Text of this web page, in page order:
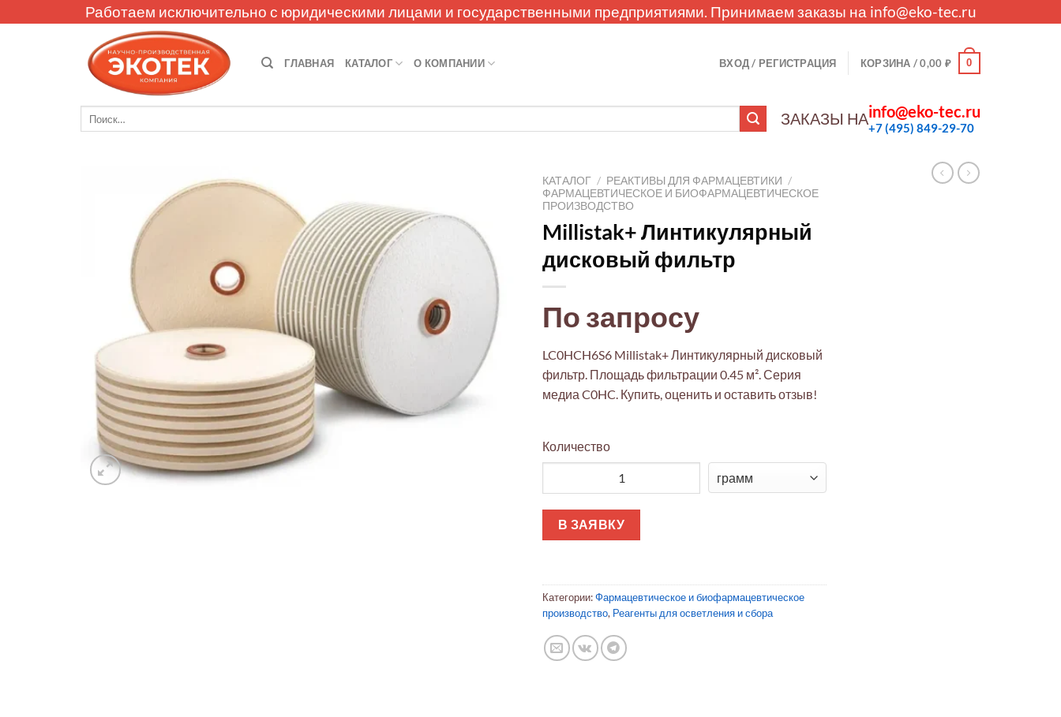
to
Работаем исключительно с юридическими лицами и государственными предприятиями. Принимаем заказы на info@eko-tec.ru
ГЛАВНАЯ КАТАЛОГ О КОМПАНИИ ВХОД / РЕГИСТРАЦИЯ КОРЗИНА /0,00 ₽ 0
ЗАКАЗЫ НАinfo@eko-tec.ru
+7 (495) 849-29-70
КАТАЛОГ / РЕАКТИВЫ ДЛЯ ФАРМАЦЕВТИКИ /
ФАРМАЦЕВТИЧЕСКОЕ И БИОФАРМАЦЕВТИЧЕСКОЕ
ПРОИЗВОДСТВО
Millistak+ Линтикулярный
дисковый фильтр
По запросу
LC0HCH6S6 Millistak+ Линтикулярный дисковый
фильтр. Площадь фильтрации 0.45 м². Серия
медиа C0HC. Купить, оценить и оставить отзыв!
Количество
В ЗАЯВКУ
Категории:Фармацевтическое и биофармацевтическое
производство, Реагенты для осветления и сбора